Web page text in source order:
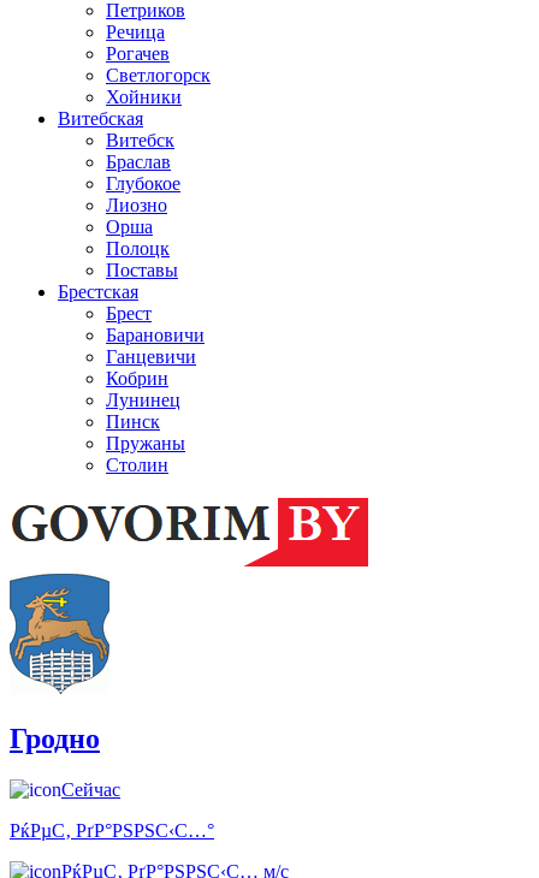
Петриков
Речица
Рогачев
Светлогорск
Хойники
Витебская
Витебск
Браслав
Глубокое
Лиозно
Орша
Полоцк
Поставы
Брестская
Брест
Барановичи
Ганцевичи
Кобрин
Лунинец
Пинск
Пружаны
Столин
Гродно
Сейчас
РќРµС‚ РґР°РЅРЅС‹С…°
РќРµС‚ РґР°РЅРЅС‹С… м/с